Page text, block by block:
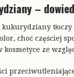
–
choć częściej
kosmetyce ze